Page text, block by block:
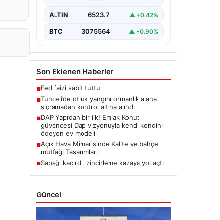
Karyemez köyleri arasında bulunan
belirlenemeyen bir nedenle…
ALTIN 6523.7 ▲ +0.42%
BTC 3075564 ▲ +0.90%
Son Eklenen Haberler
■Fed faizi sabit tuttu
■Tunceli’de otluk yangını ormanlık alana
sıçramadan kontrol altına alındı
■DAP Yapı’dan bir ilk! Emlak Konut
güvencesi Dap vizyonuyla kendi kendini
ödeyen ev modeli
■Açık Hava Mimarisinde Kalite ve bahçe
mutfağı Tasarımları
■Sapağı kaçırdı, zincirleme kazaya yol açtı
Güncel